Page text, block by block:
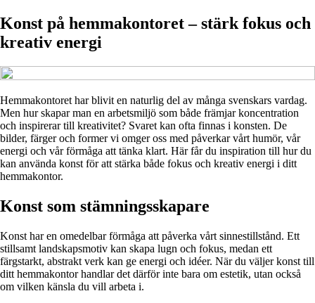
Konst på hemmakontoret – stärk fokus och
kreativ energi
Hemmakontoret har blivit en naturlig del av många svenskars vardag.
Men hur skapar man en arbetsmiljö som både främjar koncentration
och inspirerar till kreativitet? Svaret kan ofta finnas i konsten. De
bilder, färger och former vi omger oss med påverkar vårt humör, vår
energi och vår förmåga att tänka klart. Här får du inspiration till hur du
kan använda konst för att stärka både fokus och kreativ energi i ditt
hemmakontor.
Konst som stämningsskapare
Konst har en omedelbar förmåga att påverka vårt sinnestillstånd. Ett
stillsamt landskapsmotiv kan skapa lugn och fokus, medan ett
färgstarkt, abstrakt verk kan ge energi och idéer. När du väljer konst till
ditt hemmakontor handlar det därför inte bara om estetik, utan också
om vilken känsla du vill arbeta i.